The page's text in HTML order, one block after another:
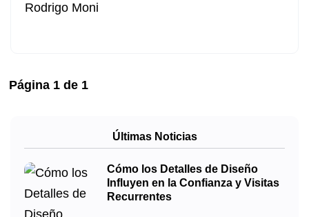
Rodrigo Moni
Página 1 de 1
Últimas Noticias
Cómo los Detalles de Diseño
Influyen en la Confianza y Visitas
Recurrentes